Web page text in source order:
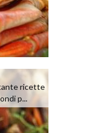
ricette
p...